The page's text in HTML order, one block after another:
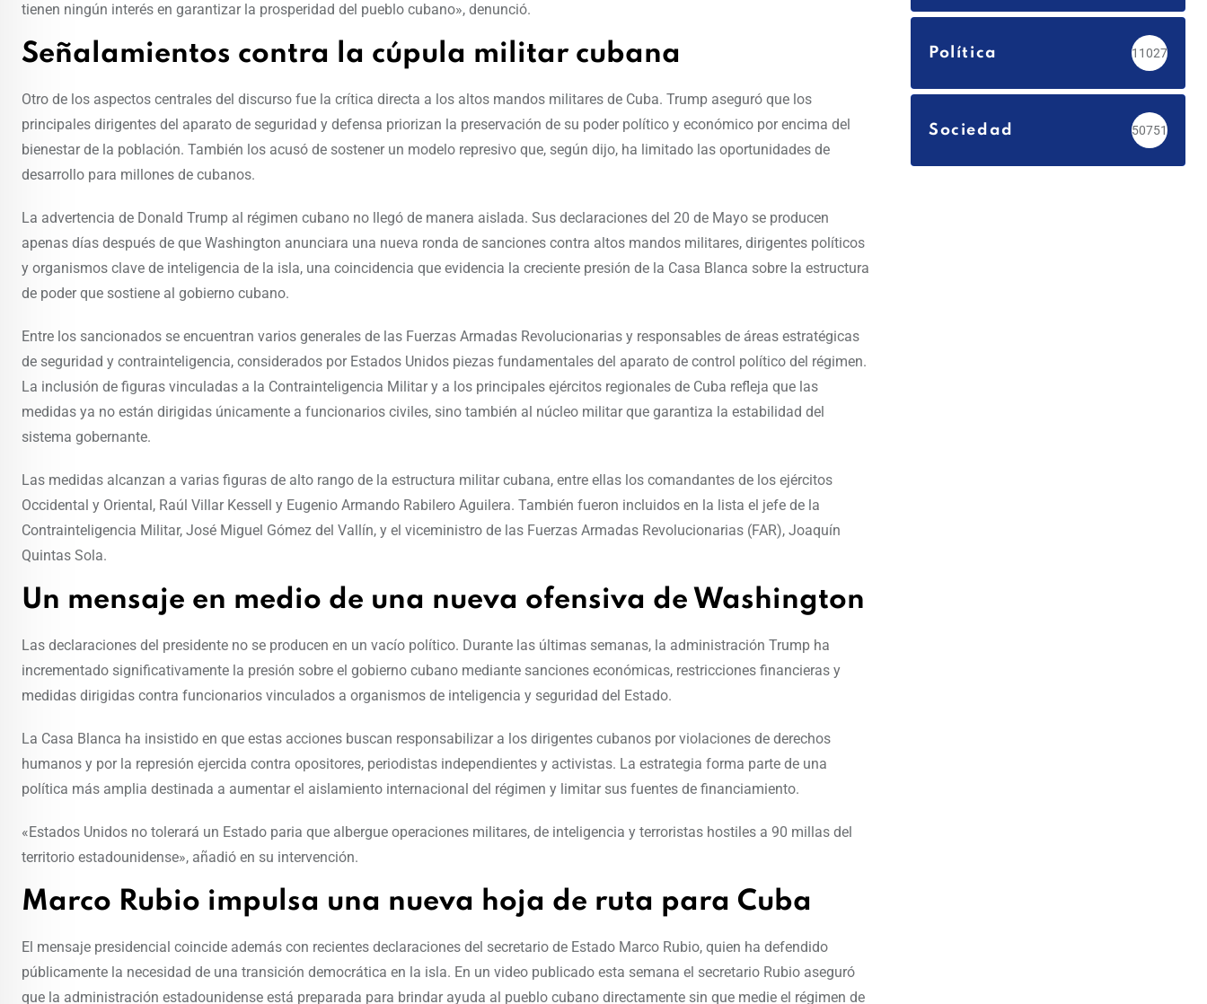
tienen ningún interés en garantizar la prosperidad del pueblo cubano», denunció.
Señalamientos contra la cúpula militar cubana
Otro de los aspectos centrales del discurso fue la crítica directa a los altos mandos militares de Cuba. Trump aseguró que los
principales dirigentes del aparato de seguridad y defensa priorizan la preservación de su poder político y económico por encima del
bienestar de la población. También los acusó de sostener un modelo represivo que, según dijo, ha limitado las oportunidades de
desarrollo para millones de cubanos.
La advertencia de Donald Trump al régimen cubano no llegó de manera aislada. Sus declaraciones del 20 de Mayo se producen
apenas días después de que Washington anunciara una nueva ronda de sanciones contra altos mandos militares, dirigentes políticos
y organismos clave de inteligencia de la isla, una coincidencia que evidencia la creciente presión de la Casa Blanca sobre la estructura
de poder que sostiene al gobierno cubano.
Entre los sancionados se encuentran varios generales de las Fuerzas Armadas Revolucionarias y responsables de áreas estratégicas
de seguridad y contrainteligencia, considerados por Estados Unidos piezas fundamentales del aparato de control político del régimen.
La inclusión de figuras vinculadas a la Contrainteligencia Militar y a los principales ejércitos regionales de Cuba refleja que las
medidas ya no están dirigidas únicamente a funcionarios civiles, sino también al núcleo militar que garantiza la estabilidad del
sistema gobernante.
Las medidas alcanzan a varias figuras de alto rango de la estructura militar cubana, entre ellas los comandantes de los ejércitos
Occidental y Oriental, Raúl Villar Kessell y Eugenio Armando Rabilero Aguilera. También fueron incluidos en la lista el jefe de la
Contrainteligencia Militar, José Miguel Gómez del Vallín, y el viceministro de las Fuerzas Armadas Revolucionarias (FAR), Joaquín
Quintas Sola.
Un mensaje en medio de una nueva ofensiva de Washington
Las declaraciones del presidente no se producen en un vacío político. Durante las últimas semanas, la administración Trump ha
incrementado significativamente la presión sobre el gobierno cubano mediante sanciones económicas, restricciones financieras y
medidas dirigidas contra funcionarios vinculados a organismos de inteligencia y seguridad del Estado.
La Casa Blanca ha insistido en que estas acciones buscan responsabilizar a los dirigentes cubanos por violaciones de derechos
humanos y por la represión ejercida contra opositores, periodistas independientes y activistas. La estrategia forma parte de una
política más amplia destinada a aumentar el aislamiento internacional del régimen y limitar sus fuentes de financiamiento.
«Estados Unidos no tolerará un Estado paria que albergue operaciones militares, de inteligencia y terroristas hostiles a 90 millas del
territorio estadounidense», añadió en su intervención.
Marco Rubio impulsa una nueva hoja de ruta para Cuba
El mensaje presidencial coincide además con recientes declaraciones del secretario de Estado Marco Rubio, quien ha defendido
públicamente la necesidad de una transición democrática en la isla. En un video publicado esta semana el secretario Rubio aseguró
que la administración estadounidense está preparada para brindar ayuda al pueblo cubano directamente sin que medie el régimen de
Política 11027
Sociedad 50751